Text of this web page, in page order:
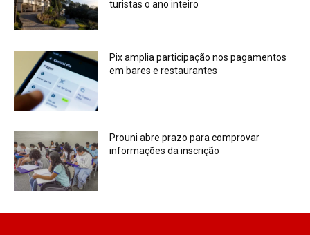
turistas o ano inteiro
Pix amplia participação nos pagamentos
em bares e restaurantes
Prouni abre prazo para comprovar
informações da inscrição